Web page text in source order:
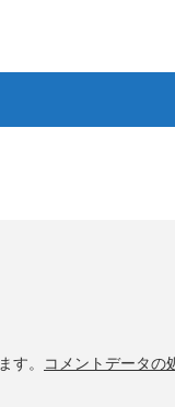
す。
コメントデータの